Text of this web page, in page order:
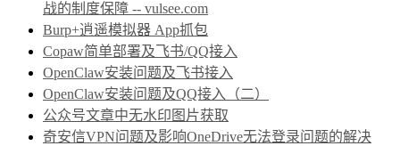
战的制度保障 -- vulsee.com
Burp+逍遥模拟器 App抓包
Copaw简单部署及飞书/QQ接入
OpenClaw安装问题及飞书接入
OpenClaw安装问题及QQ接入（二）
公众号文章中无水印图片获取
奇安信VPN问题及影响OneDrive无法登录问题的解决